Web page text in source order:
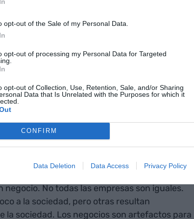
opt-out of the Sale of my Personal Data.
opt-out of processing my Personal Data for Targeted
opt-out of Collection, Use, Retention, Sale, and/or Sharing
Data that Is Unrelated with the Purposes for which it
CONFIRM
Data Deletion Data Access Privacy Policy
de la
y se
constantes
gobiernos,
de
empresa no ha dado la batalla cultural en la
no ha cuajado. La empresa, como
lo suficiente, y ha vivido en una encrucijada
lo suficiente que hay una diferencia
No todas las empresas son iguales.
a la sociedad, pero otras resultan
la sociedad. Los negocios son artefactos para